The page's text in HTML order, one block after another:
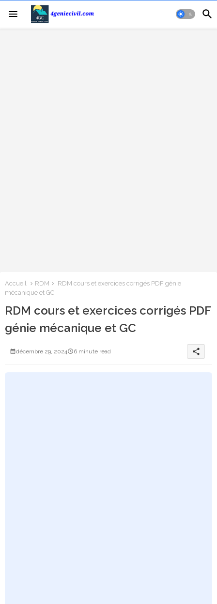
Accueil RDM
RDM cours et exercices corrigés PDF génie
mécanique et GC
RDM cours et exercices corrigés PDF
génie mécanique et GC
décembre 29, 2024 6 minute read share